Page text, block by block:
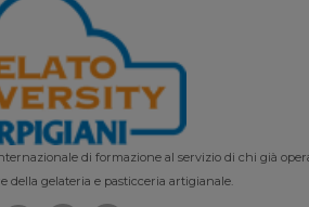
di formazione al servizio di chi già
della gelateria e pasticceria artigianale.